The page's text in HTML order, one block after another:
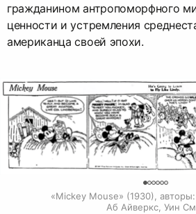
гражданином антропоморфного
ценности и устремления
американца своей эпохи.
«Mickey Mouse» (1930),
Аб Айверкс, Уин